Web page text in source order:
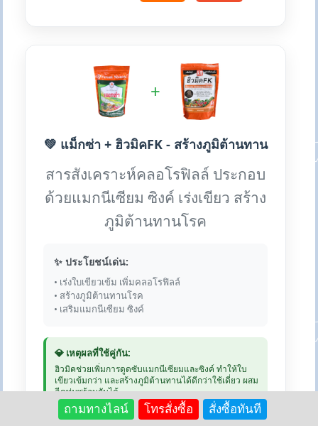
+
💚 แม็กซ่า + ฮิวมิคFK - สร้างภูมิต้านทาน
สารสังเคราะห์คลอโรฟิลล์ ประกอบ
ด้วยแมกนีเซียม ซิงค์ เร่งเขียว สร้าง
ภูมิต้านทานโรค
✨ ประโยชน์เด่น:
• เร่งใบเขียวเข้ม เพิ่มคลอโรฟิลล์
• สร้างภูมิต้านทานโรค
• เสริมแมกนีเซียม ซิงค์
💎 เหตุผลที่ใช้คู่กัน:
ฮิวมิคช่วยเพิ่มการดูดซับแมกนีเซียมและซิงค์ ทำให้ใบ
เขียวเข้มกว่า และสร้างภูมิต้านทานได้ดีกว่าใช้เดี่ยว ผสม
ฉีดพ่นพร้อมกันได้
ถามทางไลน์ โทรสั่งซื้อ สั่งซื้อทันที